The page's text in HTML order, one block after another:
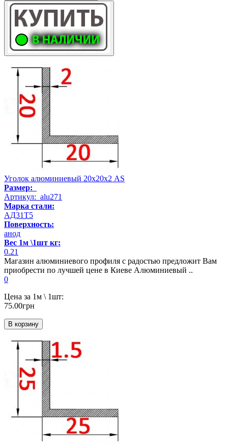
Уголок алюминиевый 20х20х2 AS
Размер:
Артикул: alu271
Марка стали:
АД31Т5
Поверхность:
анод
Вес 1м \1шт кг:
0.21
Магазин алюминиевого профиля с радостью предложит Вам
приобрести по лучшей цене в Киеве Алюминиевый ..
0
Цена за 1м \ 1шт:
75.00грн
В корзину